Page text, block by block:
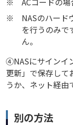
※
NASのハード
を行うのみで
ん。
④NASにサインイ
更新」で保存して
うか、ネット経由
別の方法